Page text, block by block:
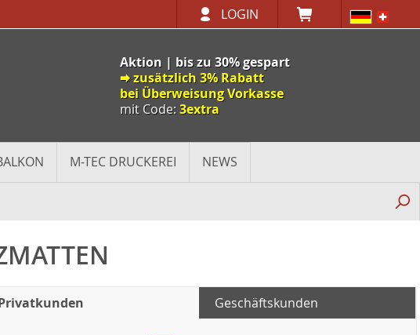
LOGIN
Aktion | bis zu 30% gespart
🠮 zusätzlich 3% Rabatt
bei Überweisung Vorkasse
mit Code:3extra
M-TEC DRUCKEREI NEWS
Geschäftskunden